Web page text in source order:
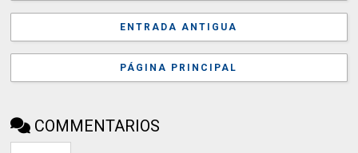
ENTRADA ANTIGUA
PÁGINA PRINCIPAL
COMMENTARIOS